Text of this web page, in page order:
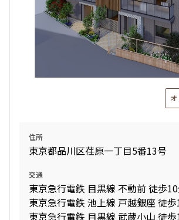
住所
東京都品川区荏原一丁目5番13号
交通
東京急行電鉄 目黒線 不動前 徒歩
東京急行電鉄 池上線 戸越銀座 徒
東京急行電鉄 目黒線 武蔵小山 徒